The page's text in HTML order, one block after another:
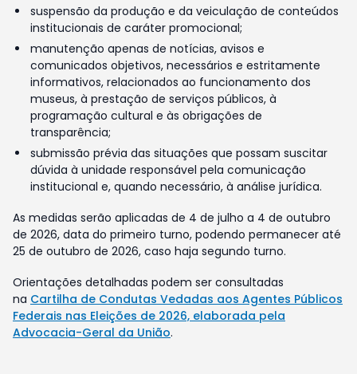
suspensão da produção e da veiculação de conteúdos
institucionais de caráter promocional;
manutenção apenas de notícias, avisos e
comunicados objetivos, necessários e estritamente
informativos, relacionados ao funcionamento dos
museus, à prestação de serviços públicos, à
programação cultural e às obrigações de
transparência;
submissão prévia das situações que possam suscitar
dúvida à unidade responsável pela comunicação
institucional e, quando necessário, à análise jurídica.
As medidas serão aplicadas de 4 de julho a 4 de outubro
de 2026, data do primeiro turno, podendo permanecer até
25 de outubro de 2026, caso haja segundo turno.
Orientações detalhadas podem ser consultadas
na Cartilha de Condutas Vedadas aos Agentes Públicos
Federais nas Eleições de 2026, elaborada pela
Advocacia-Geral da União.